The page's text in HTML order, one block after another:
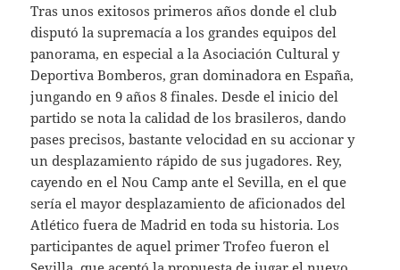
Tras unos exitosos primeros años donde el club
disputó la supremacía a los grandes equipos del
panorama, en especial a la Asociación Cultural y
Deportiva Bomberos, gran dominadora en España,
jungando en 9 años 8 finales. Desde el inicio del
partido se nota la calidad de los brasileros, dando
pases precisos, bastante velocidad en su accionar y
un desplazamiento rápido de sus jugadores. Rey,
cayendo en el Nou Camp ante el Sevilla, en el que
sería el mayor desplazamiento de aficionados del
Atlético fuera de Madrid en toda su historia. Los
participantes de aquel primer Trofeo fueron el